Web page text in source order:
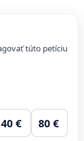
túto petíciu
40 € 80 €